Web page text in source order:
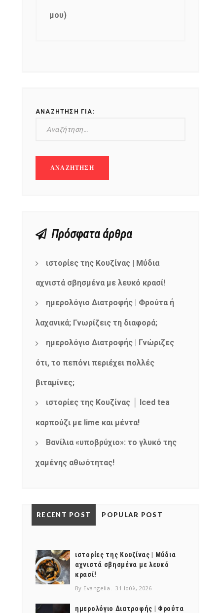
μου)
ΑΝΑΖΉΤΗΣΗ ΓΙΑ:
Πρόσφατα άρθρα
ιστορίες της Κουζίνας | Μύδια
αχνιστά σβησμένα με λευκό κρασί!
ημερολόγιο Διατροφής | Φρούτα ή
λαχανικά; Γνωρίζεις τη διαφορά;
ημερολόγιο Διατροφής | Γνώριζες
ότι, το πεπόνι περιέχει πολλές
βιταμίνες;
ιστορίες της Κουζίνας │ Iced tea
καρπούζι με lime και μέντα!
Βανίλια «υποβρύχιο»: το γλυκό της
χαμένης αθωότητας!
RECENT POST POPULAR POST
ιστορίες της Κουζίνας | Μύδια
αχνιστά σβησμένα με λευκό
κρασί!
By Evangelia 31 Ιούλ, 2026
ημερολόγιο Διατροφής | Φρούτα